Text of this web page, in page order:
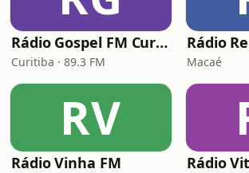
Rádio Gospel FM Curitiba
Curitiba · 89.3 FM
Rádio
Macaé
RV
Rádio Vinha FM